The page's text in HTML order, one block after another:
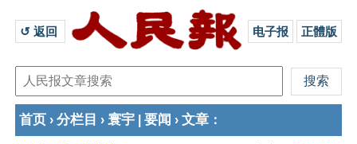
↺ 返回 电子报 正體版
首页 › 分栏目 › 寰宇 要闻 › 文章 ：